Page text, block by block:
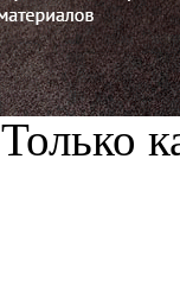
Только